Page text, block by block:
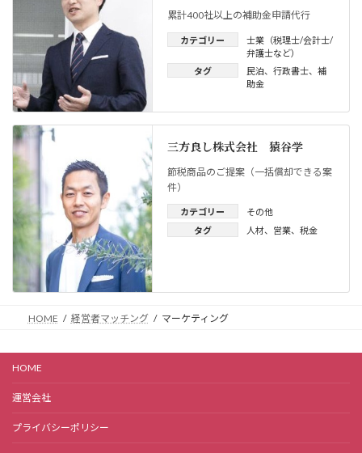
累計400社以上の補助金申請代行
カテゴリー
士業（税理士/会計士/
弁護士など）
タグ
民泊、 行政書士、 補
助金
三方良し株式会社 猿谷学
節税商品のご提案（一括償却できる案
件）
カテゴリー
その他
タグ
人材、 営業、 税金
HOME 経営者マッチング マーケティング
HOME
運営会社
プライバシーポリシー